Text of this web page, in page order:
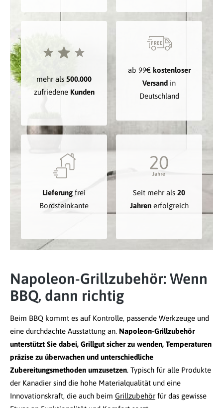
mehr als 500.000
zufriedene Kunden
ab 99€ kostenloser
Versand in
Deutschland
Lieferung frei
Bordsteinkante
Seit mehr als 20
Jahrenerfolgreich
Napoleon-Grillzubehör: Wenn
BBQ, dann richtig
Beim BBQ kommt es auf Kontrolle, passende Werkzeuge und
eine durchdachte Ausstattung an. Napoleon-Grillzubehör
unterstützt Sie dabei, Grillgut sicher zu wenden, Temperaturen
präzise zu überwachen und unterschiedliche
Zubereitungsmethoden umzusetzen. Typisch für alle Produkte
der Kanadier sind die hohe Materialqualität und eine
Innovationskraft, die auch beim Grillzubehör für das gewisse